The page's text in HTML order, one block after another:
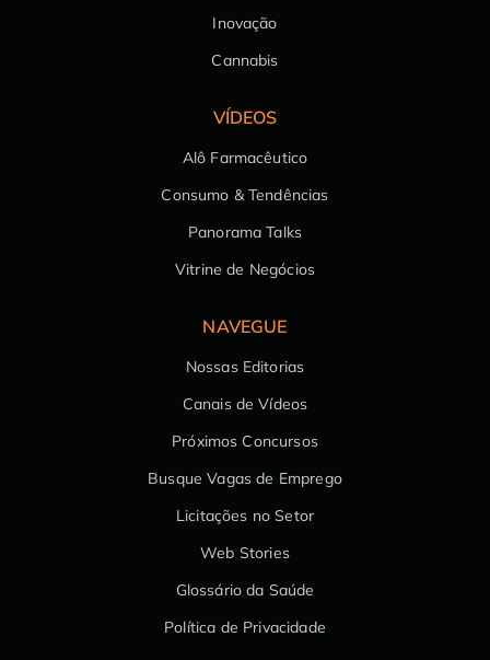
Inovação
Cannabis
VÍDEOS
Alô Farmacêutico
Consumo & Tendências
Panorama Talks
Vitrine de Negócios
NAVEGUE
Nossas Editorias
Canais de Vídeos
Próximos Concursos
Busque Vagas de Emprego
Licitações no Setor
Web Stories
Glossário da Saúde
Política de Privacidade